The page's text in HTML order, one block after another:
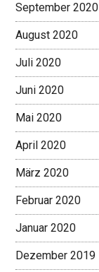
September 2020
August 2020
Juli 2020
Juni 2020
Mai 2020
April 2020
März 2020
Februar 2020
Januar 2020
Dezember 2019